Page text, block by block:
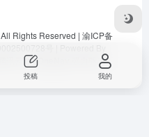
All Rights Reserved | 渝ICP备
由OneNav 强力驱动
投稿 我的